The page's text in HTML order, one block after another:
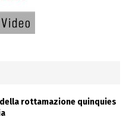
rottamazione quinquies